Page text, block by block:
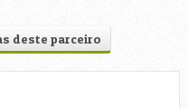
deste parceiro